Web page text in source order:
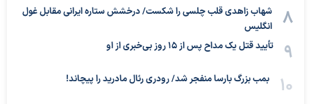
شهاب زاهدی قلب چلسی را شکست/ درخشش ستاره ایرانی مقابل غول
انگلیس
تأیید قتل یک مداح پس از ۱۵ روز بی‌خبری از او
بمب بزرگ بارسا منفجر شد/ رودری رئال مادرید را پیچاند!